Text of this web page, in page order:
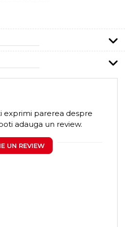
exprimi parerea despre
adauga un review.
UN REVIEW